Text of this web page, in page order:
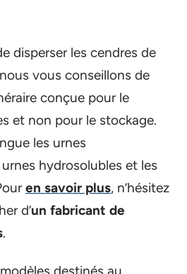
disperser les cendres de
vous conseillons de
conçue pour le
et non pour le stockage.
les urnes
hydrosolubles et les
en savoir plus, n’hésitez
d’un fabricant de
.